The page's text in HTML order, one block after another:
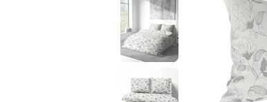
Камуфляжные ткани
Бязь
Бязь